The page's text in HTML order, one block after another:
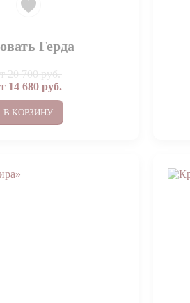
Герда
20 700 руб.
14 680 руб.
В КОРЗИНУ